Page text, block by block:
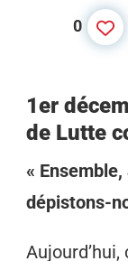
0
1er
de Lutte
«
dépistons-
Aujourd’hui,